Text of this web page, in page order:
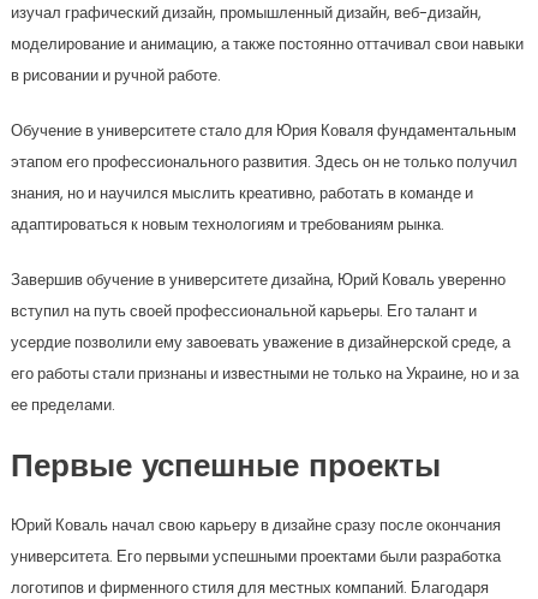
изучал графический дизайн, промышленный дизайн, веб-дизайн,
моделирование и анимацию, а также постоянно оттачивал свои навыки
в рисовании и ручной работе.
Обучение в университете стало для Юрия Коваля фундаментальным
этапом его профессионального развития. Здесь он не только получил
знания, но и научился мыслить креативно, работать в команде и
адаптироваться к новым технологиям и требованиям рынка.
Завершив обучение в университете дизайна, Юрий Коваль уверенно
вступил на путь своей профессиональной карьеры. Его талант и
усердие позволили ему завоевать уважение в дизайнерской среде, а
его работы стали признаны и известными не только на Украине, но и за
ее пределами.
Первые успешные проекты
Юрий Коваль начал свою карьеру в дизайне сразу после окончания
университета. Его первыми успешными проектами были разработка
логотипов и фирменного стиля для местных компаний. Благодаря